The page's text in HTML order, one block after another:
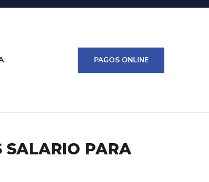
PAGOS ONLINE
SALARIO PARA